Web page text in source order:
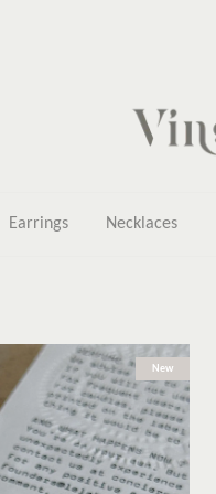
Earrings Necklaces
New